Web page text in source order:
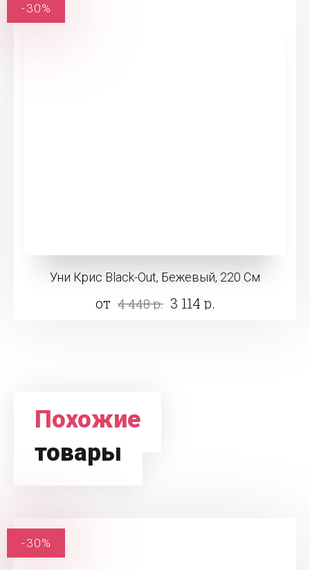
Уни Крис Black-Out, Бежевый, 220 См
от 4 448 р. 3 114 р.
-30%
Похожие
товары
-30%